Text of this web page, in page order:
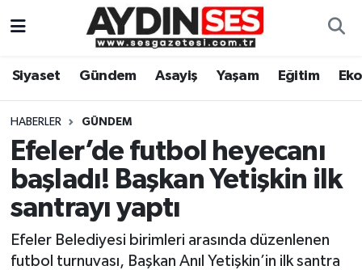
Siyaset Gündem Asayiş Yaşam Eğitim
HABERLER GÜNDEM
Efeler’de futbol heyecanı
başladı! Başkan Yetişkin ilk
santrayı yaptı
Efeler Belediyesi birimleri arasında düzenlenen
futbol turnuvası, Başkan Anıl Yetişkin’in ilk santra
Gündem
Siyaset
Ekonomi
Eğitim
Aydın Hava Durumu
Aydin Namaz Vakitleri
Aydın Trafik Yoğunluk Haritası
Süper Lig Puan Durumu ve Fikstür
Tüm Manşetler